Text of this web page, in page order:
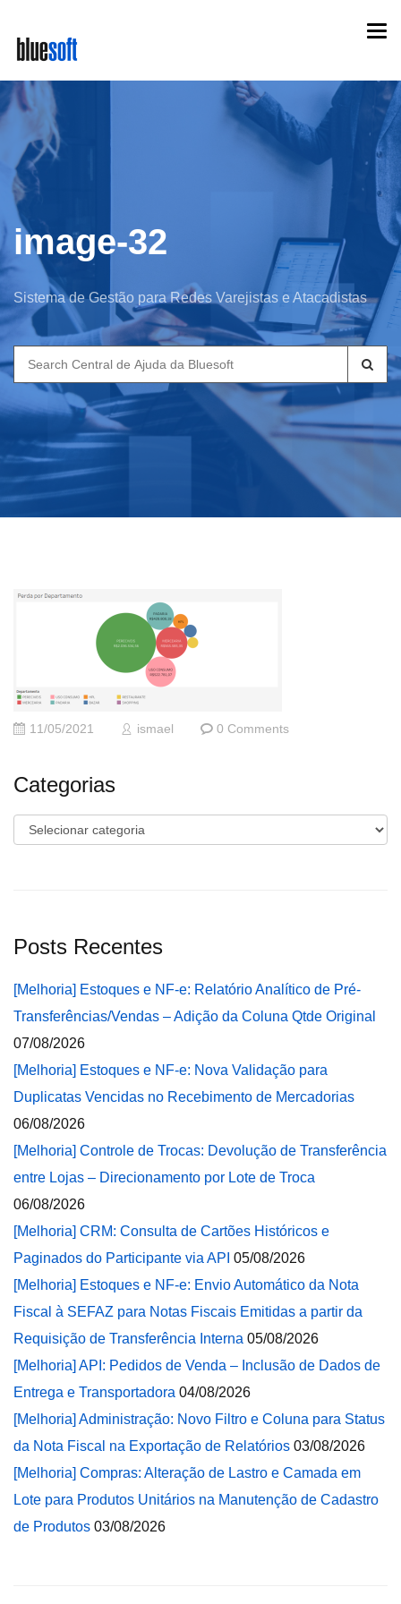
main
content
image-32
Sistema de Gestão para Redes Varejistas e Atacadistas
Search
for:
11/05/2021 ismael 0 Comments
Categorias
Categorias
Posts Recentes
[Melhoria] Estoques e NF-e: Relatório Analítico de Pré-
Transferências/Vendas – Adição da Coluna Qtde Original
07/08/2026
[Melhoria] Estoques e NF-e: Nova Validação para
Duplicatas Vencidas no Recebimento de Mercadorias
06/08/2026
[Melhoria] Controle de Trocas: Devolução de Transferência
entre Lojas – Direcionamento por Lote de Troca
06/08/2026
[Melhoria] CRM: Consulta de Cartões Históricos e
Paginados do Participante via API 05/08/2026
[Melhoria] Estoques e NF-e: Envio Automático da Nota
Fiscal à SEFAZ para Notas Fiscais Emitidas a partir da
Requisição de Transferência Interna 05/08/2026
[Melhoria] API: Pedidos de Venda – Inclusão de Dados de
Entrega e Transportadora 04/08/2026
[Melhoria] Administração: Novo Filtro e Coluna para Status
da Nota Fiscal na Exportação de Relatórios 03/08/2026
[Melhoria] Compras: Alteração de Lastro e Camada em
Lote para Produtos Unitários na Manutenção de Cadastro
de Produtos 03/08/2026